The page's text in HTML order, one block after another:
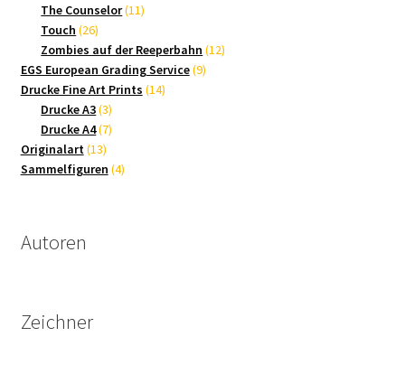
Produkte
The Counselor 1111
Touch 2626
Produkte
Zombies auf der Reeperbahn 1212
EGS European Grading Service 99
Drucke Fine Art Prints 1414
Drucke A3 33
Produkte
Drucke A4 77
Originalart 1313
Produkte
Sammelfiguren 44
Autoren
Zeichner